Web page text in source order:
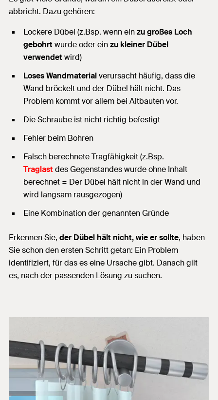
abbricht. Dazu gehören:
Lockere Dübel (z.Bsp. wenn einzu großes Loch
gebohrt wurde oder einzu kleiner Dübel
verwendet wird)
Loses Wandmaterialverursacht häufig, dass die
Wand bröckelt und der Dübel hält nicht. Das
Problem kommt vor allem bei Altbauten vor.
Die Schraube ist nicht richtig befestigt
Fehler beim Bohren
Falsch berechnete Tragfähigkeit (z.Bsp.
Traglast des Gegenstandes wurde ohne Inhalt
berechnet = Der Dübel hält nicht in der Wand und
wird langsam rausgezogen)
Eine Kombination der genannten Gründe
Erkennen Sie, der Dübel hält nicht, wie er sollte, haben
Sie schon den ersten Schritt getan: Ein Problem
identifiziert, für das es eine Ursache gibt. Danach gilt
es, nach der passenden Lösung zu suchen.